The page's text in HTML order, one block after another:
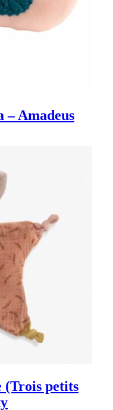
– Amadeus
(Trois petits